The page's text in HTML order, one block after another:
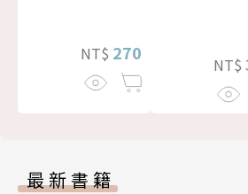
NT$ 270
NT$
最新書籍